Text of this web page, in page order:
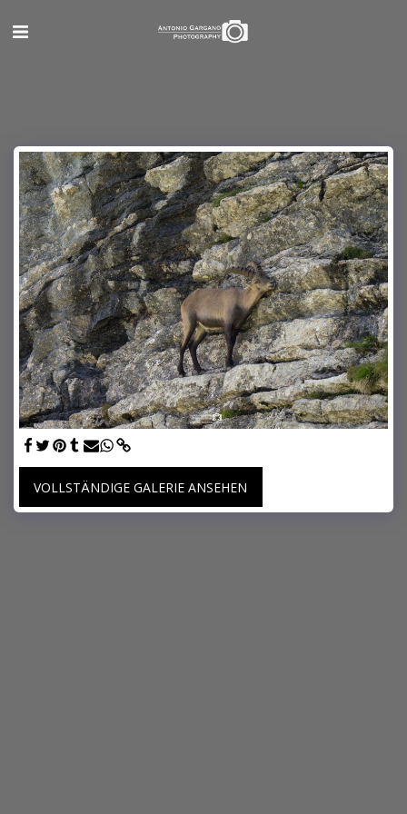
VOLLSTÄNDIGE GALERIE ANSEHEN